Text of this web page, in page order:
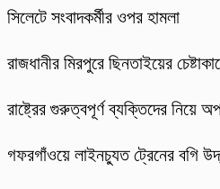
সিলেটে সংবাদকর্মীর ওপর হামলা
রাজধানীর মিরপুরে ছিনতাইয়ের
রাষ্ট্রের গুরুত্বপূর্ণ ব্যক্তিদের নিয়ে
গফরগাঁওয়ে লাইনচ্যুত ট্রেনের বগি